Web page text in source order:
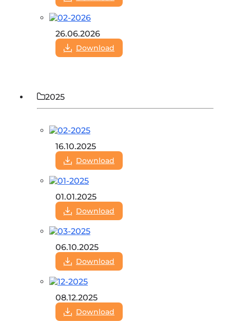
26.06.2026
Download
2025
16.10.2025
Download
01.01.2025
Download
06.10.2025
Download
08.12.2025
Download